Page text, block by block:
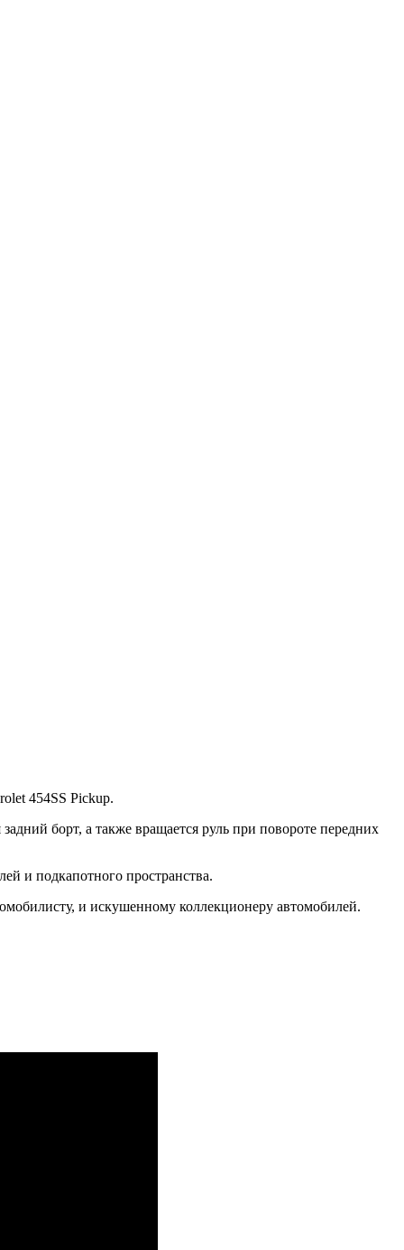
454SS Pickup.
борт, а также вращается руль при повороте передних
и подкапотного пространства.
и искушенному коллекционеру автомобилей.